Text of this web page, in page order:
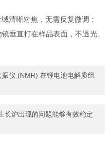
晰对焦，无需反复微调；
直打在样品表面，不透光、
仪 (NMR) 在锂电池电解质组
长炉出现的问题能够有效稳定